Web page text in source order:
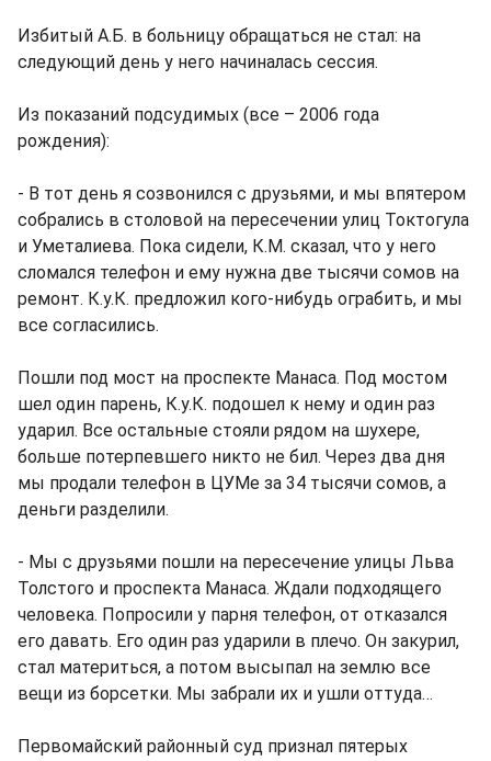
Избитый А.Б. в больницу обращаться не стал: на
следующий день у него начиналась сессия.
Из показаний подсудимых (все – 2006 года
рождения):
- В тот день я созвонился с друзьями, и мы впятером
собрались в столовой на пересечении улиц Токтогула
и Уметалиева. Пока сидели, К.М. сказал, что у него
сломался телефон и ему нужна две тысячи сомов на
ремонт. К.у.К. предложил кого-нибудь ограбить, и мы
все согласились.
Пошли под мост на проспекте Манаса. Под мостом
шел один парень, К.у.К. подошел к нему и один раз
ударил. Все остальные стояли рядом на шухере,
больше потерпевшего никто не бил. Через два дня
мы продали телефон в ЦУМе за 34 тысячи сомов, а
деньги разделили.
- Мы с друзьями пошли на пересечение улицы Льва
Толстого и проспекта Манаса. Ждали подходящего
человека. Попросили у парня телефон, от отказался
его давать. Его один раз ударили в плечо. Он закурил,
стал материться, а потом высыпал на землю все
вещи из борсетки. Мы забрали их и ушли оттуда…
Первомайский районный суд признал пятерых